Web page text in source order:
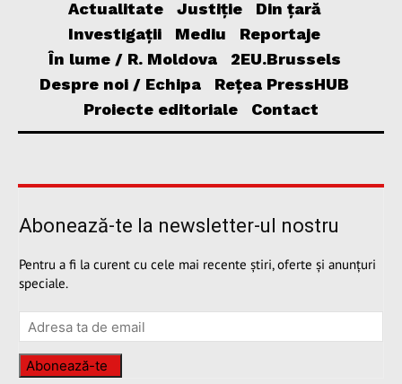
Actualitate Justiție
Din țară
Investigații
Mediu
Reportaje
În lume / R. Moldova
2EU.Brussels
Despre noi / Echipa
Rețea PressHUB
Proiecte editoriale
Contact
Abonează-te la newsletter-ul nostru
Pentru a fi la curent cu cele mai recente știri, oferte și anunțuri
speciale.
Abonează-te